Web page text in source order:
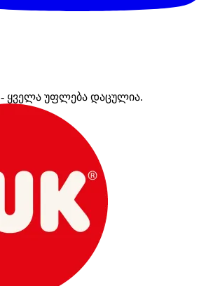
- ყველა უფლება დაცულია.